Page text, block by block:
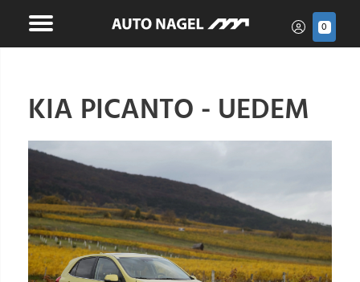
0
KIA PICANTO - UEDEM